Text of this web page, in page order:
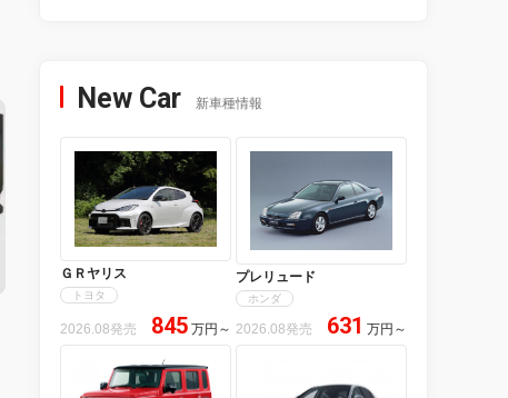
New Car 新車種情報
ＧＲヤリス
トヨタ
2026.08発売 845 万円 ～
プレリュード
ホンダ
2026.08発売 631 万円 ～